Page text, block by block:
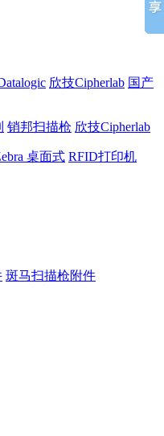
欣技Cipherlab 国产
销邦扫描枪 欣技Cipherlab
桌面式 RFID打印机
斑马扫描枪附件